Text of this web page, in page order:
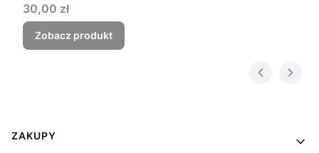
Cena
30,00 zł
Zobacz produkt
Linki w stopce
ZAKUPY